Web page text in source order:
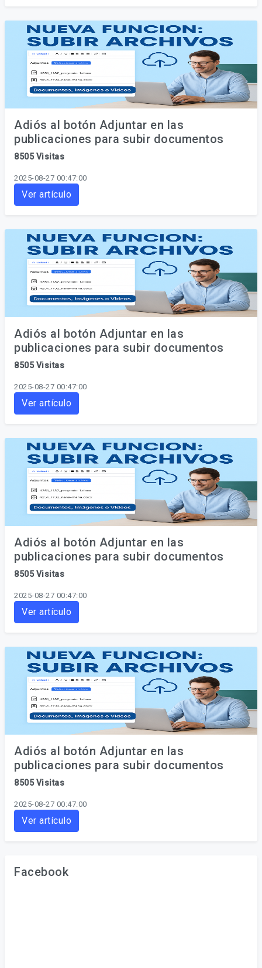
Adiós al botón Adjuntar en las
publicaciones para subir documentos
8505 Visitas
2025-08-27 00:47:00
Ver artículo
Adiós al botón Adjuntar en las
publicaciones para subir documentos
8505 Visitas
2025-08-27 00:47:00
Ver artículo
Adiós al botón Adjuntar en las
publicaciones para subir documentos
8505 Visitas
2025-08-27 00:47:00
Ver artículo
Adiós al botón Adjuntar en las
publicaciones para subir documentos
8505 Visitas
2025-08-27 00:47:00
Ver artículo
Facebook